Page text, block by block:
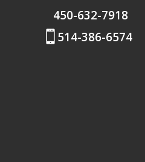
450-632-7918
 514-386-6574